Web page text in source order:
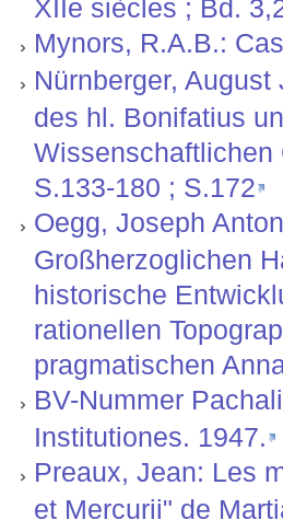
XIIe siècles ; Bd.
Mynors, R.A.B.:
Nürnberger,
des hl. Bonifatius
Wissenschaftlichen
S.133-180 ; S.172
Oegg, Joseph
Großherzoglichen
historische
rationellen
pragmatischen
BV-Nummer
Institutiones. 1947.
Preaux, Jean: Les
et Mercurii" de